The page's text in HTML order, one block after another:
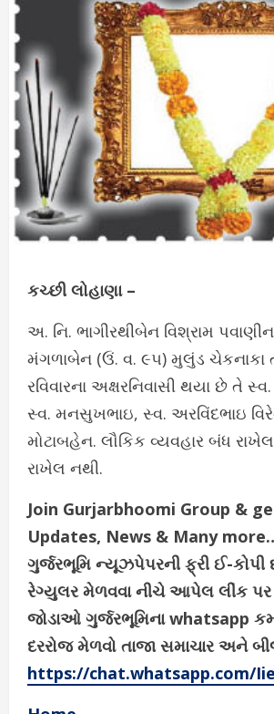
કચ્છી લોહાણા –
અ. નિ. ભાગીરથીબેન વિશ્રામ
મંગળાબેન (ઉં. વ. ૯૫) મુલુંડ ચેકનાકા
રવિવારના અક્ષરનિવાસી થયા છે તે
સ્વ. મનસુખભાઇ, સ્વ. અરવિંદભાઇ
મોટાબહેન. લૌકિક વ્યવહાર બંધ રાખેલ
રાખેલ નથી.
Join Gurjarbhoomi Group &
Updates, News & Many
ગુર્જરભૂમિ ન્યૂઝપેપરની ફ્રી ઈ-કોપી
રેગ્યુલર મેળવવા નીચે આપેલ લીંક
જોડાઓ ગુર્જરભૂમિના whatsapp
દરરોજ મેળવો તાજા સમાચાર અને
https://chat.whatsapp.com/